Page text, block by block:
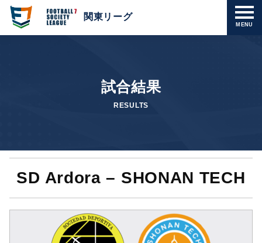
MENU
関東リーグ
試合結果
RESULTS
SD Ardora – SHONAN TECH